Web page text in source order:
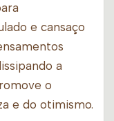
e cansaço
a
o
e do otimismo.